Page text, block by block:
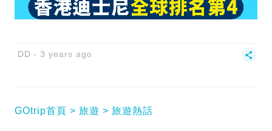
DD 3 years ago
GOtrip首頁 旅遊 旅遊熱話